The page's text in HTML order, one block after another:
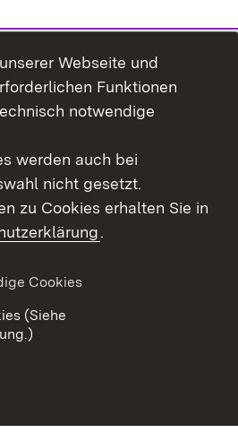
Erklärung zur
Webseite und
Funktionen
notwendige
werden auch bei
nicht gesetzt.
zu Cookies erhalten Sie in
.
Cookies
(Siehe